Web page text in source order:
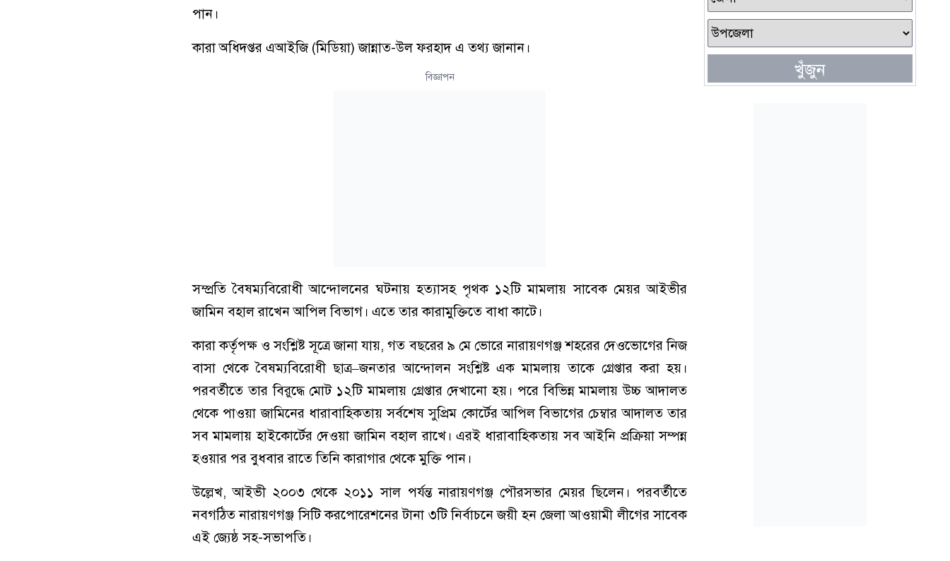
পান।
কারা অধিদপ্তর এআইজি (মিডিয়া) জান্নাত-উল ফরহাদ এ তথ্য জানান।
বিজ্ঞাপন
সম্প্রতি বৈষম্যবিরোধী আন্দোলনের ঘটনায় হত্যাসহ পৃথক ১২টি মামলায় সাবেক মেয়র আইভীর
জামিন বহাল রাখেন আপিল বিভাগ। এতে তার কারামুক্তিতে বাধা কাটে।
কারা কর্তৃপক্ষ ও সংশ্লিষ্ট সূত্রে জানা যায়, গত বছরের ৯ মে ভোরে নারায়ণগঞ্জ শহরের দেওভোগের নিজ
বাসা থেকে বৈষম্যবিরোধী ছাত্র–জনতার আন্দোলন সংশ্লিষ্ট এক মামলায় তাকে গ্রেপ্তার করা হয়।
পরবর্তীতে তার বিরুদ্ধে মোট ১২টি মামলায় গ্রেপ্তার দেখানো হয়। পরে বিভিন্ন মামলায় উচ্চ আদালত
থেকে পাওয়া জামিনের ধারাবাহিকতায় সর্বশেষ সুপ্রিম কোর্টের আপিল বিভাগের চেম্বার আদালত তার
সব মামলায় হাইকোর্টের দেওয়া জামিন বহাল রাখে। এরই ধারাবাহিকতায় সব আইনি প্রক্রিয়া সম্পন্ন
হওয়ার পর বুধবার রাতে তিনি কারাগার থেকে মুক্তি পান।
উল্লেখ, আইভী ২০০৩ থেকে ২০১১ সাল পর্যন্ত নারায়ণগঞ্জ পৌরসভার মেয়র ছিলেন। পরবর্তীতে
নবগঠিত নারায়ণগঞ্জ সিটি করপোরেশনের টানা ৩টি নির্বাচনে জয়ী হন জেলা আওয়ামী লীগের সাবেক
এই জ্যেষ্ঠ সহ-সভাপতি।
খুঁজুন